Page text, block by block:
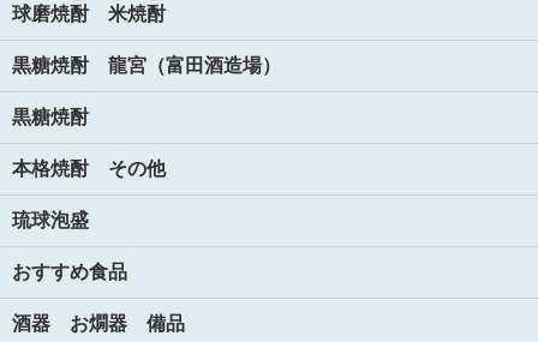
球磨焼酎 米焼酎
黒糖焼酎 龍宮（富田酒造場）
黒糖焼酎
本格焼酎 その他
琉球泡盛
おすすめ食品
酒器 お燗器 備品